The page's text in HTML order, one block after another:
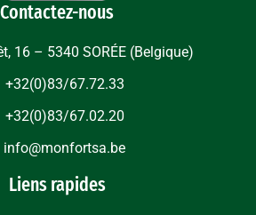
Contactez-nous
16 – 5340 SORÉE (Belgique)
+32(0)83/67.72.33
+32(0)83/67.02.20
info@monfortsa.be
Liens rapides